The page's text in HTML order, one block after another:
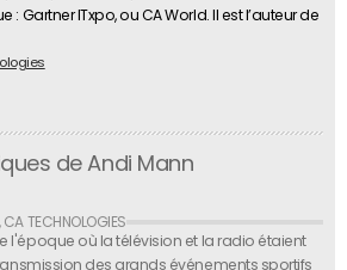
: Gartner ITxpo, ou CA World. Il est l’auteur de
de Andi Mann
l'époque où la télévision et la radio étaient
des grands événements sportifs